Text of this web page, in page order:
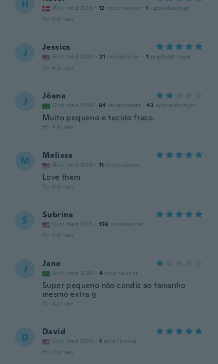
H Gick med 2016 · 12 recensioner · 1 uppladdningar
för 4 år sen
J Jessica
Gick med 2020 · 21 recensioner · 1 uppladdningar
för 4 år sen
J Jôana
Gick med 2019 · 84 recensioner · 43 uppladdningar
Muito pequeno e tecido fraco.
för 4 år sen
M Melissa
Gick med 2019 · 11 recensioner
Love them
för 4 år sen
S Subrina
Gick med 2015 · 159 recensioner
för 4 år sen
J Jane
Gick med 2020 · 4 recensioner
Super pequeno não condiz ao tamanho
mesmo extra g
för 4 år sen
D David
Gick med 2020 · 1 recensioner
för 4 år sen